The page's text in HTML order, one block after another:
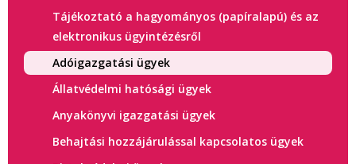
Tájékoztató a hagyományos (papíralapú) és az
elektronikus ügyintézésről
Adóigazgatási ügyek
Állatvédelmi hatósági ügyek
Anyakönyvi igazgatási ügyek
Behajtási hozzájárulással kapcsolatos ügyek